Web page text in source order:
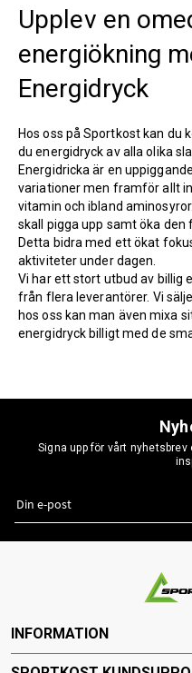
Upplev en
energiökning
Energidryck
Hos oss på Sportkost kan du
du energidryck av alla olika
Energidricka är en
variationer men framför allt
vitamin och ibland
skall pigga upp samt öka
Detta bidra med ett ökat
aktiviteter under dagen.
Vi har ett stort utbud av billig
från flera leverantörer. Vi
hos oss kan man även mixa
energidryck billigt med de
Signa upp för vårt
INFORMATION